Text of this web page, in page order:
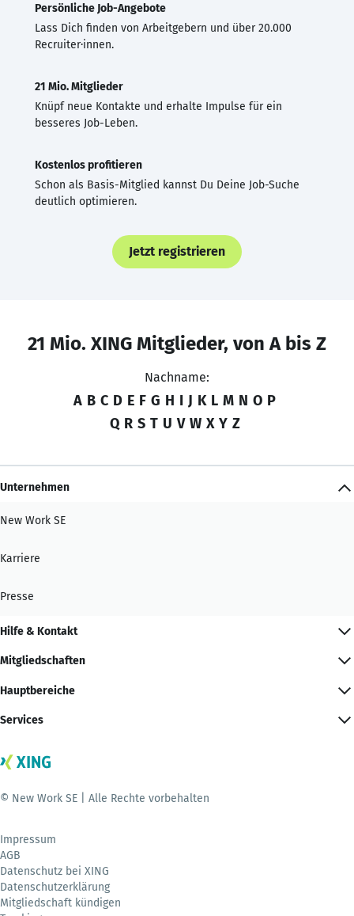
Persönliche Job-Angebote
Lass Dich finden von Arbeitgebern und über 20.000
Recruiter·innen.
21 Mio. Mitglieder
Knüpf neue Kontakte und erhalte Impulse für ein
besseres Job-Leben.
Kostenlos profitieren
Schon als Basis-Mitglied kannst Du Deine Job-Suche
deutlich optimieren.
Jetzt registrieren
21 Mio. XING Mitglieder, von A bis Z
Nachname:
A B C D E F G H I J K L M N O P
Q R S T U V W X Y Z
Unternehmen
New Work SE
Karriere
Presse
Hilfe & Kontakt
Mitgliedschaften
Hauptbereiche
Services
© New Work SE | Alle Rechte vorbehalten
Impressum
AGB
Datenschutz bei XING
Datenschutzerklärung
Mitgliedschaft kündigen